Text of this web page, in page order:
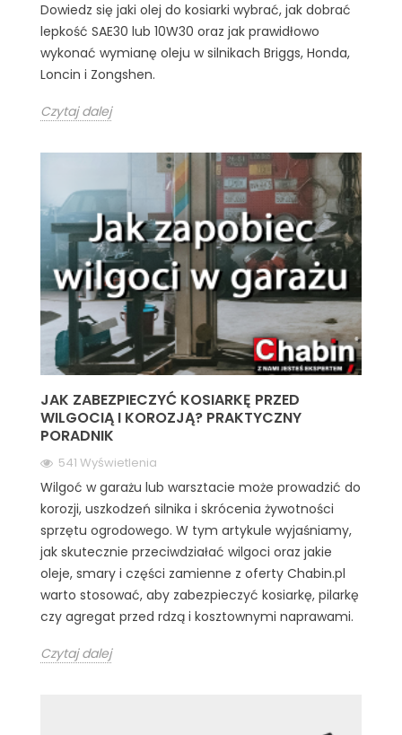
Dowiedz się jaki olej do kosiarki wybrać, jak dobrać
lepkość SAE30 lub 10W30 oraz jak prawidłowo
wykonać wymianę oleju w silnikach Briggs, Honda,
Loncin i Zongshen.
Czytaj dalej
JAK ZABEZPIECZYĆ KOSIARKĘ PRZED
WILGOCIĄ I KOROZJĄ? PRAKTYCZNY
PORADNIK
541 Wyświetlenia
Wilgoć w garażu lub warsztacie może prowadzić do
korozji, uszkodzeń silnika i skrócenia żywotności
sprzętu ogrodowego. W tym artykule wyjaśniamy,
jak skutecznie przeciwdziałać wilgoci oraz jakie
oleje, smary i części zamienne z oferty Chabin.pl
warto stosować, aby zabezpieczyć kosiarkę, pilarkę
czy agregat przed rdzą i kosztownymi naprawami.
Czytaj dalej